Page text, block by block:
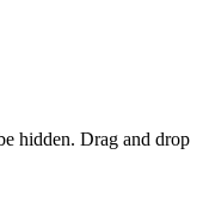
hidden. Drag and drop